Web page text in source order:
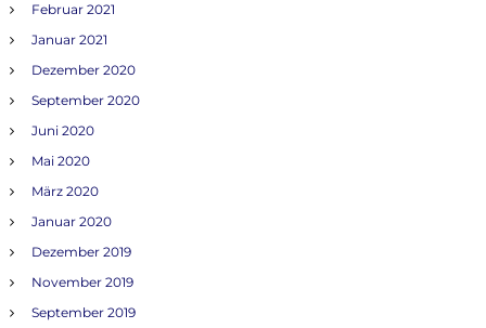
Februar 2021
Januar 2021
Dezember 2020
September 2020
Juni 2020
Mai 2020
März 2020
Januar 2020
Dezember 2019
November 2019
September 2019